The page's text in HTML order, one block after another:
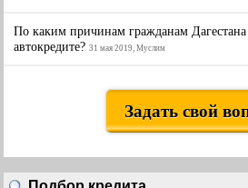
По каким причинам гражданам Дагестана
автокредите? 31 мая 2019, Муслим
Задать свой